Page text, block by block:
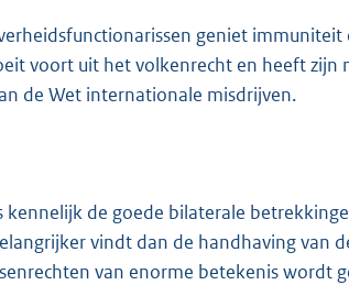
geniet
voort uit het volkenrecht en heeft zijn
de Wet internationale misdrijven.
kennelijk de goede bilaterale
vindt dan de handhaving van
van enorme betekenis wordt